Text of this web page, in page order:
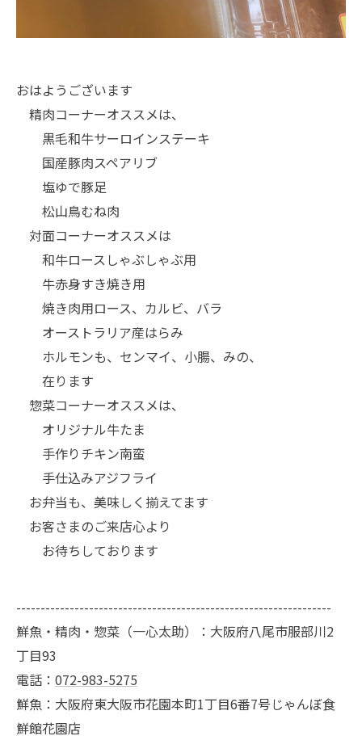
おはようございます
精肉コーナーオススメは、
黒毛和牛サーロインステーキ
国産豚肉スペアリブ
塩ゆで豚足
松山鳥むね肉
対面コーナーオススメは
和牛ロースしゃぶしゃぶ用
牛赤身すき焼き用
焼き肉用ロース、カルビ、バラ
オーストラリア産はらみ
ホルモンも、センマイ、小腸、みの、
在ります
惣菜コーナーオススメは、
オリジナル牛たま
手作りチキン南蛮
手仕込みアジフライ
お弁当も、美味しく揃えてます
お客さまのご来店心より
お待ちしております
-----------------------------------------------------------------
鮮魚・精肉・惣菜（一心太助）：大阪府八尾市服部川2
丁目93
電話： 072-983-5275
鮮魚：大阪府東大阪市花園本町1丁目6番7号じゃんぼ食
鮮館花園店